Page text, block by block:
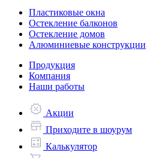
Пластиковые окна
Остекление балконов
Остекление домов
Алюминиевые конструкции
Продукция
Компания
Наши работы
Акции
Приходите в шоурум
Калькулятор